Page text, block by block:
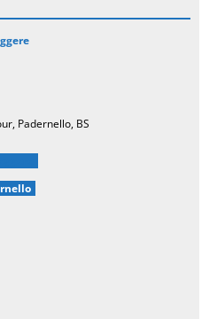
Padernello, BS